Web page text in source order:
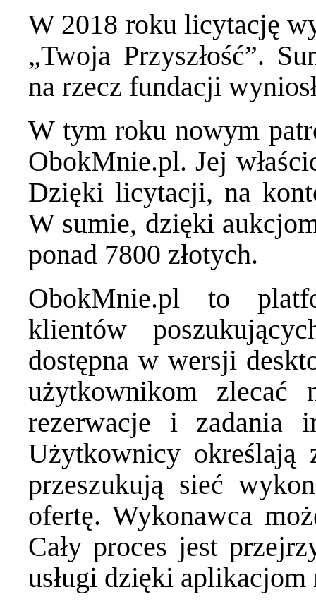
W 2018 roku licytację
„Twoja Przyszłość”.
na rzecz fundacji
W tym roku nowym
ObokMnie.pl. Jej
Dzięki licytacji, na
W sumie, dzięki
ponad 7800 złotych.
ObokMnie.pl to
klientów
dostępna w wersji
użytkownikom zlecać
rezerwacje i zadania
Użytkownicy określają
przeszukują sieć
ofertę. Wykonawca
Cały proces jest
usługi dzięki